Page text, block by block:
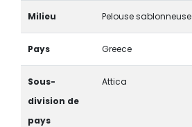
Milieu Pelouse sablonneuse
Pays Greece
Sous-
division de
pays
Attica